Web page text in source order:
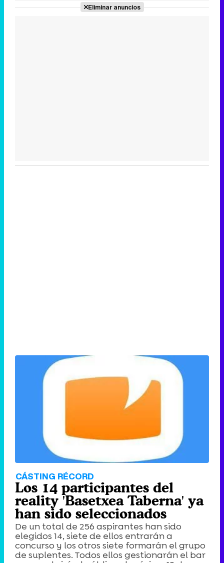
Eliminar anuncios
CÁSTING RÉCORD
Los 14 participantes del
reality 'Basetxea Taberna' ya
han sido seleccionados
De un total de 256 aspirantes han sido
elegidos 14, siete de ellos entrarán a
concurso y los otros siete formarán el grupo
de suplentes. Todos ellos gestionarán el bar